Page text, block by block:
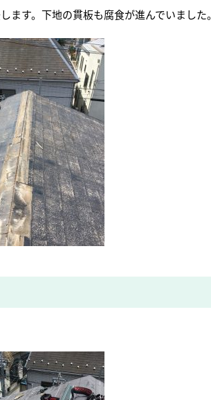
ます。下地の貫板も腐食が進んでいました。